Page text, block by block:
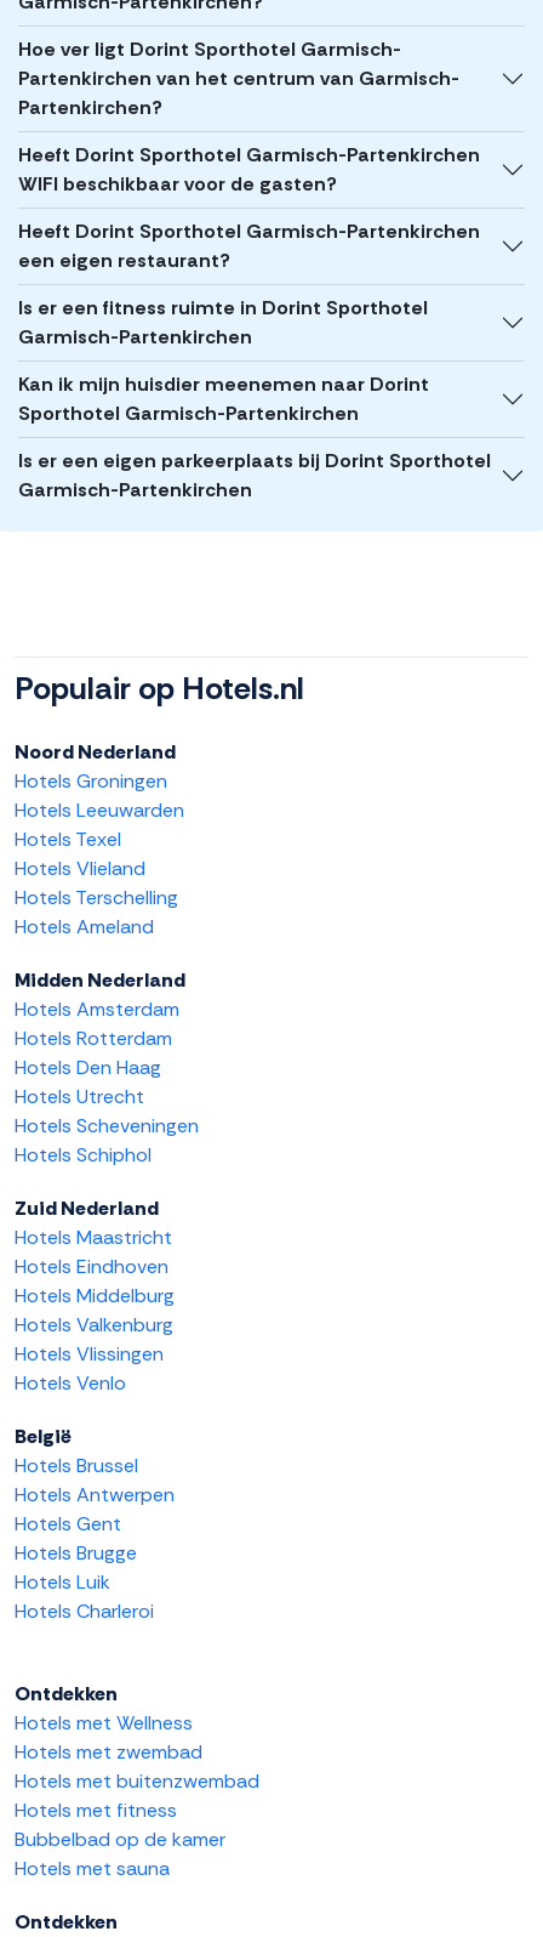
Hoe ver ligt Dorint Sporthotel Garmisch-
Partenkirchen van het centrum van Garmisch-
Partenkirchen?
Heeft Dorint Sporthotel Garmisch-Partenkirchen
WIFI beschikbaar voor de gasten?
Heeft Dorint Sporthotel Garmisch-Partenkirchen
een eigen restaurant?
Is er een fitness ruimte in Dorint Sporthotel
Garmisch-Partenkirchen
Kan ik mijn huisdier meenemen naar Dorint
Sporthotel Garmisch-Partenkirchen
Is er een eigen parkeerplaats bij Dorint Sporthotel
Garmisch-Partenkirchen
Populair op Hotels.nl
Noord Nederland
Hotels Groningen
Hotels Leeuwarden
Hotels Texel
Hotels Vlieland
Hotels Terschelling
Hotels Ameland
Midden Nederland
Hotels Amsterdam
Hotels Rotterdam
Hotels Den Haag
Hotels Utrecht
Hotels Scheveningen
Hotels Schiphol
Zuid Nederland
Hotels Maastricht
Hotels Eindhoven
Hotels Middelburg
Hotels Valkenburg
Hotels Vlissingen
Hotels Venlo
België
Hotels Brussel
Hotels Antwerpen
Hotels Gent
Hotels Brugge
Hotels Luik
Hotels Charleroi
Ontdekken
Hotels met Wellness
Hotels met zwembad
Hotels met buitenzwembad
Hotels met fitness
Bubbelbad op de kamer
Hotels met sauna
Ontdekken